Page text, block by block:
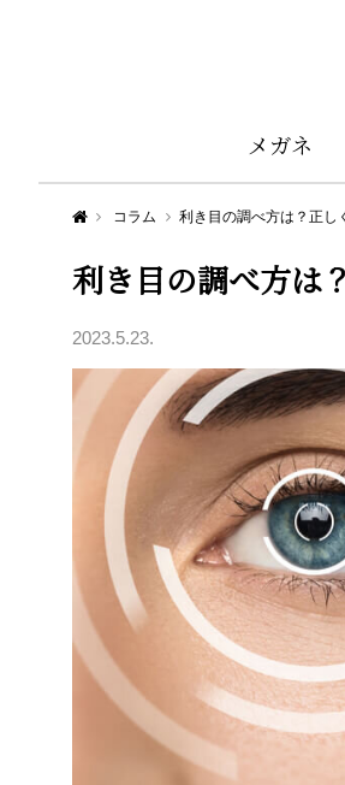
メガネ
Aigan STYLE（メガネ・めがね）
コラム 利き目の調べ方は？正し
利き目の調べ方は
2023.5.23.